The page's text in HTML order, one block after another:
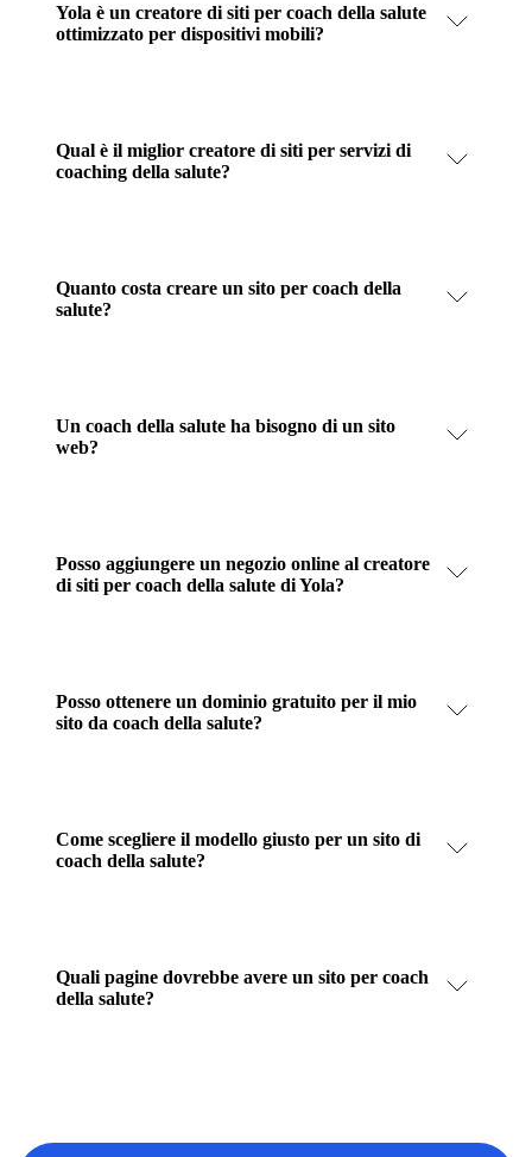
Yola è un creatore di siti per coach della salute
ottimizzato per dispositivi mobili?
Qual è il miglior creatore di siti per servizi di
coaching della salute?
Quanto costa creare un sito per coach della
salute?
Un coach della salute ha bisogno di un sito
web?
Posso aggiungere un negozio online al creatore
di siti per coach della salute di Yola?
Posso ottenere un dominio gratuito per il mio
sito da coach della salute?
Come scegliere il modello giusto per un sito di
coach della salute?
Quali pagine dovrebbe avere un sito per coach
della salute?